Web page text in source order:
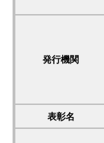
発行機関
表彰名